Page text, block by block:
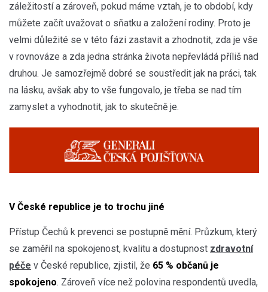
záležitostí a zároveň, pokud máme vztah, je to období, kdy
můžete začít uvažovat o sňatku a založení rodiny. Proto je
velmi důležité se v této fázi zastavit a zhodnotit, zda je vše
v rovnováze a zda jedna stránka života nepřevládá příliš nad
druhou. Je samozřejmě dobré se soustředit jak na práci, tak
na lásku, avšak aby to vše fungovalo, je třeba se nad tím
zamyslet a vyhodnotit, jak to skutečně je.
V České republice je to trochu jiné
Přístup Čechů k prevenci se postupně mění. Průzkum, který
se zaměřil na spokojenost, kvalitu a dostupnost zdravotní
péče v České republice, zjistil, že 65 % občanů je
spokojeno. Zároveň více než polovina respondentů uvedla,